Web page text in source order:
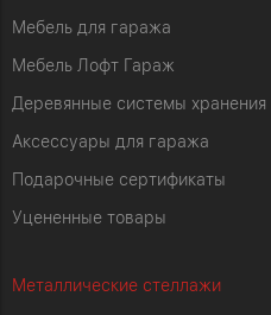
Мебель для гаража
Мебель Лофт Гараж
Деревянные системы хранения
Аксессуары для гаража
Подарочные сертификаты
Уцененные товары
Металлические стеллажи